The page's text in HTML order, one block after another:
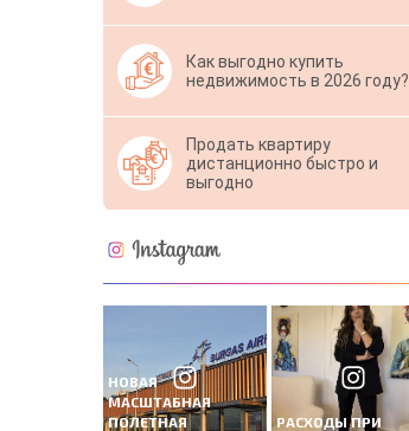
Как выгодно купить
недвижимость в 2026 году?
Продать квартиру
дистанционно быстро и
выгодно
НОВАЯ
МАСШТАБНАЯ
ПОЛЕТНАЯ
РАСХОДЫ ПРИ